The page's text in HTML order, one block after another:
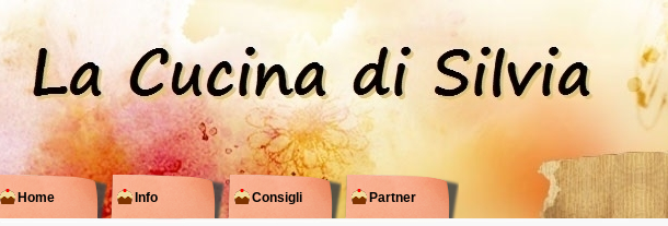
Home Info Consigli Partner